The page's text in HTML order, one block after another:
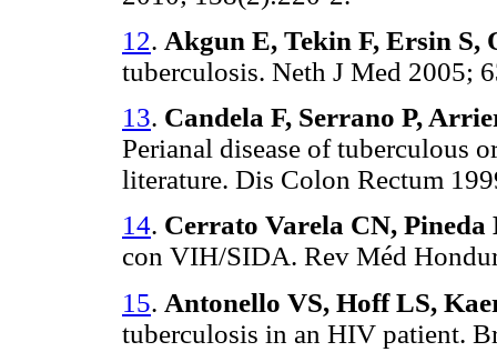
12. Akgun E, Tekin F, Ersin S,
tuberculosis. Neth J Med 2005;
13. Candela F, Serrano P,
Perianal disease of tuberculous
literature. Dis Colon Rectum
14. Cerrato Varela CN, Pineda
con VIH/SIDA. Rev Méd
15. Antonello VS, Hoff LS,
tuberculosis in an HIV patient.